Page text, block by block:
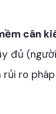
cân
đủ
ro